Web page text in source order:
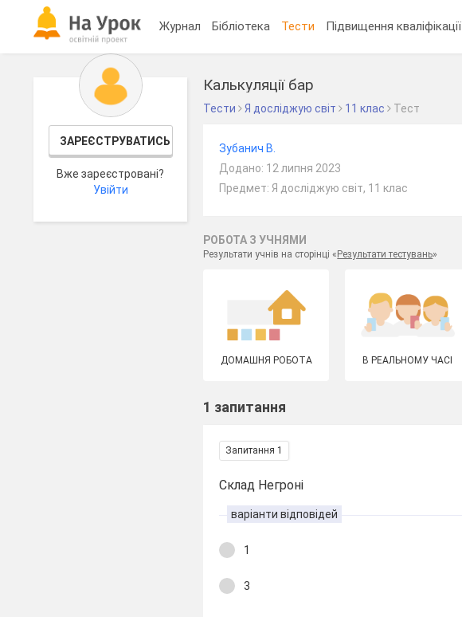
Журнал Бібліотека Тести Підвищення кваліфікації
ЗАРЕЄСТРУВАТИСЬ
Вже зареєстровані?
Увійти
Калькуляції бар
Тести Я досліджую світ 11 клас Тест
Зубанич В.
Додано: 12 липня 2023
Предмет: Я досліджую світ, 11 клас
РОБОТА З УЧНЯМИ
Результати учнів на сторінці « Результати тестувань»
ДОМАШНЯ РОБОТА В РЕАЛЬНОМУ ЧАСІ
1 запитання
Запитання 1
Склад Негроні
варіанти відповідей
1
3